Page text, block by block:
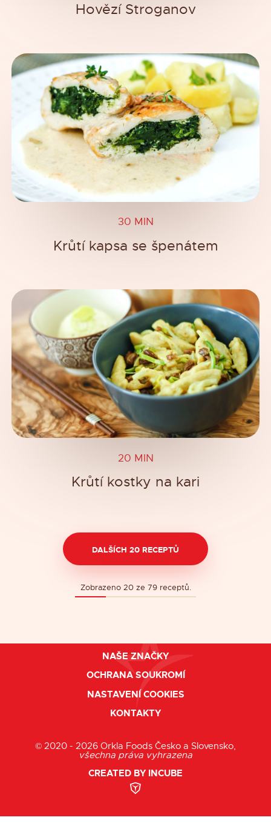
Hovězí Stroganov
30 MIN
Krůtí kapsa se špenátem
20 MIN
Krůtí kostky na kari
DALŠÍCH 20 RECEPTŮ
Zobrazeno 20 ze 79 receptů.
Sledujte nás
NAŠE ZNAČKY
OCHRANA SOUKROMÍ
NASTAVENÍ COOKIES
KONTAKTY
© 2020 - 2026 Orkla Foods Česko a Slovensko,
všechna práva vyhrazena
CREATED BY INCUBE